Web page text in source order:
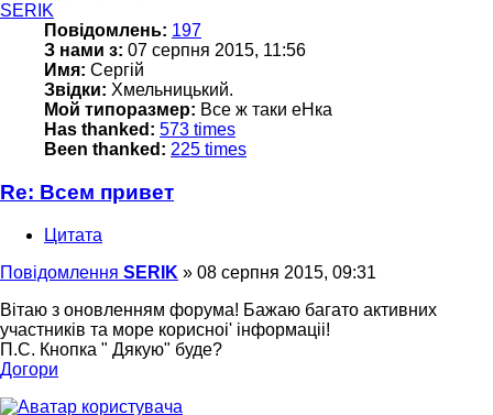
SERIK
Повідомлень: 197
З нами з: 07 серпня 2015, 11:56
Имя: Сергій
Звідки: Хмельницький.
Мой типоразмер: Все ж таки еНка
Has thanked: 573 times
Been thanked: 225 times
Re: Всем привет
Цитата
Повідомлення SERIK » 08 серпня 2015, 09:31
Вітаю з оновленням форума! Бажаю багато активних
участників та море корисноі' інформаціі!
П.С. Кнопка " Дякую" буде?
Догори